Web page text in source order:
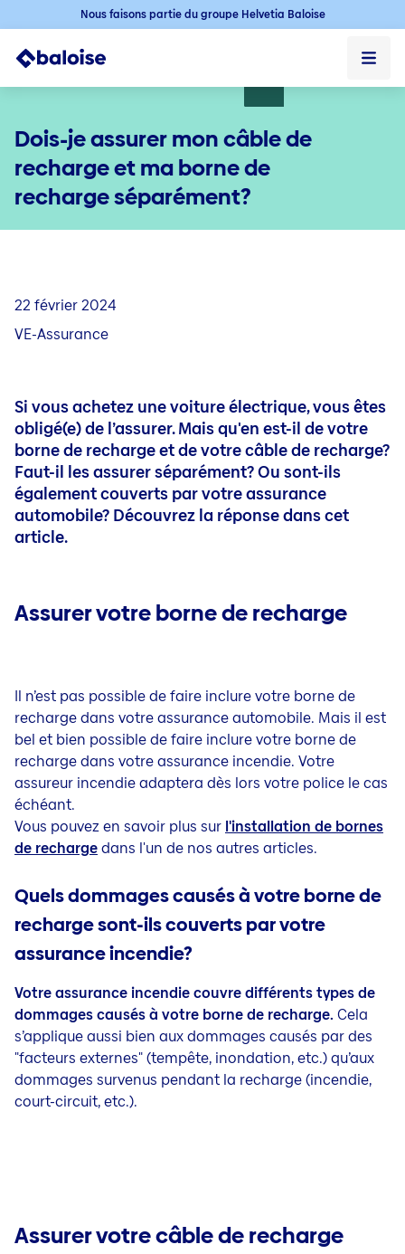
Nous faisons partie du groupe Helvetia Baloise
blogs-VE ➞
Dois-je assurer mon câble de
recharge et ma borne de
recharge séparément?
22 février 2024
VE-Assurance
Si vous achetez une voiture électrique, vous êtes
obligé(e) de l’assurer. Mais qu'en est-il de votre
borne de recharge et de votre câble de recharge?
Faut-il les assurer séparément? Ou sont-ils
également couverts par votre assurance
automobile? Découvrez la réponse dans cet
article.
Assurer votre borne de recharge
Il n’est pas possible de faire inclure votre borne de
recharge dans votre assurance automobile. Mais il est
bel et bien possible de faire inclure votre borne de
recharge dans votre assurance incendie. Votre
assureur incendie adaptera dès lors votre police le cas
échéant.
Vous pouvez en savoir plus sur l'installation de bornes
de rechargedans l'un de nos autres articles.
Quels dommages causés à votre borne de
recharge sont-ils couverts par votre
assurance incendie?
Votre assurance incendie couvre différents types de
dommages causés à votre borne de recharge. Cela
s’applique aussi bien aux dommages causés par des
"facteurs externes" (tempête, inondation, etc.) qu’aux
dommages survenus pendant la recharge (incendie,
court-circuit, etc.).
Assurer votre câble de recharge